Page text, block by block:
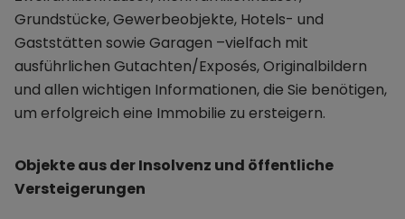
Grundstücke, Gewerbeobjekte, Hotels- und
Gaststätten sowie Garagen –vielfach mit
ausführlichen Gutachten/Exposés, Originalbildern
und allen wichtigen Informationen, die Sie benötigen,
um erfolgreich eine Immobilie zu ersteigern.
Objekte aus der Insolvenz und öffentliche
Versteigerungen